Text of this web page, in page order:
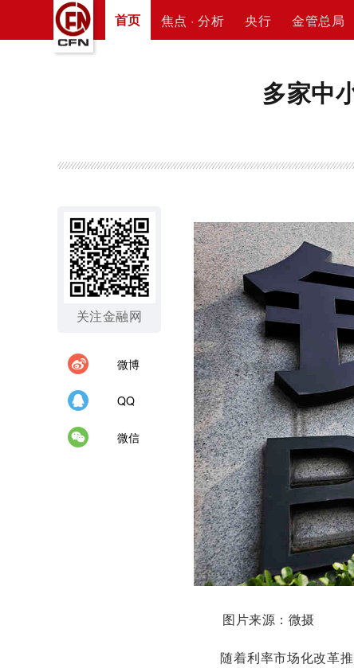
首页 焦点 · 分析 央行 金管总局
多家中
关注金融网
微博
QQ
微信
图片来源：微摄
随着利率市场化改革推